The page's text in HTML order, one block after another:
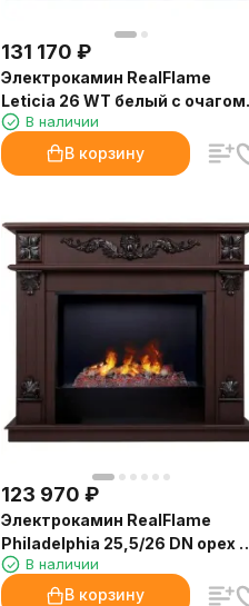
131 170 ₽
Электрокамин RealFlame
Leticia 26 WT белый с очагом
3D Cassette 630 Black Panel
В наличии
В корзину
123 970 ₽
Электрокамин RealFlame
Philadelphia 25,5/26 DN орех с
очагом 3D Cassette 630
В наличии
В корзину